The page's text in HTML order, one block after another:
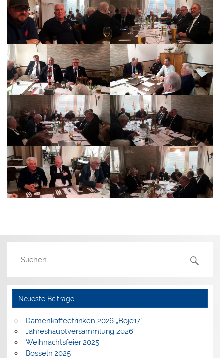
Neueste Beiträge
Damenkaffeetrinken 2026 „Boje17“
Jahreshauptversammlung 2026
Weihnachtsfeier 2025
Bosseln 2025